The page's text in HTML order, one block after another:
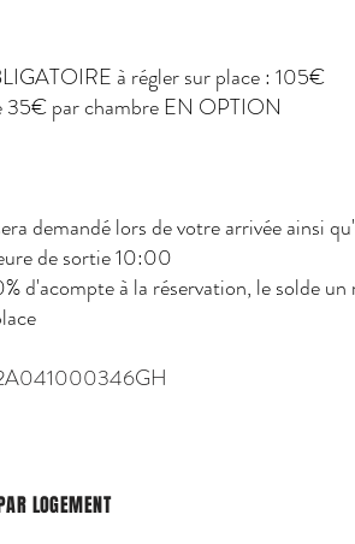
à régler sur place : 105€
35€ par chambre EN OPTION
demandé lors de votre arrivée ainsi
de sortie 10:00
d'acompte à la réservation, le solde un
LOGEMENT